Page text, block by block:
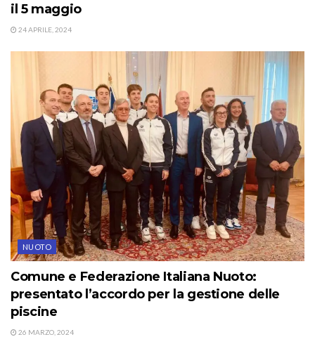
il 5 maggio
24 APRILE, 2024
NUOTO
Comune e Federazione Italiana Nuoto:
presentato l’accordo per la gestione delle
piscine
26 MARZO, 2024